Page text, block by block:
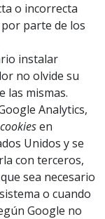
o incorrecta
por parte de los
instalar
no olvide su
las mismas.
Analytics,
cookiesen
Unidos y se
con terceros,
sea necesario
o cuando
Google no